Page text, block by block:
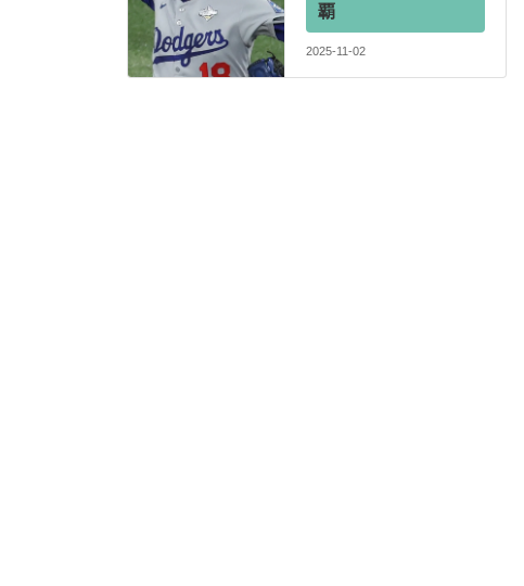
覇
2025-11-02